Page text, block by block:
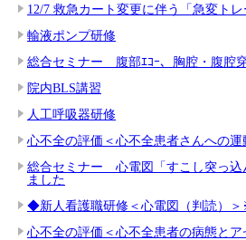
12/7 救急カート変更に伴う「急変トレ
輸液ポンプ研修
総合セミナー 腹部ｴｺｰ、胸腔・腹腔
院内BLS講習
人工呼吸器研修
心不全の評価＜心不全患者さんへの運
総合セミナー 心電図「すこし突っ
ました
◆新人看護職研修＜心電図（判読）
心不全の評価＜心不全患者の病態とア